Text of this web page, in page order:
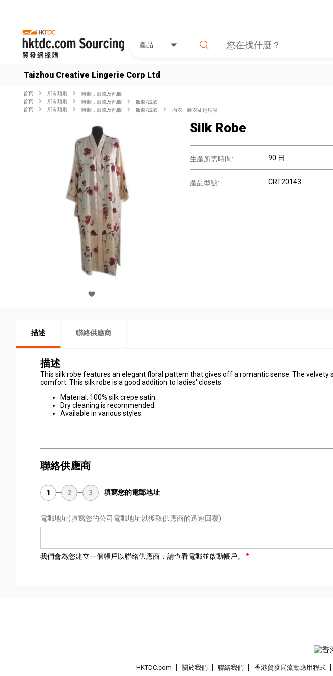
產品
Taizhou Creative Lingerie Corp Ltd
首頁 所有類別
時裝，眼鏡及配飾
首頁
所有類別 時裝，眼鏡及配飾
服裝/成衣
首頁
所有類別 時裝，眼鏡及配飾 服裝/成衣 內衣、睡衣及起居服
Silk Robe
生產所需時間: 90 日
產品型號: CRT20143
描述 聯絡供應商
描述
This silk robe features an elegant floral pattern that gives off a romantic sense. The
comfort. This silk robe is a good addition to ladies' closets.
Material: 100% silk crepe satin.
Dry cleaning is recommended.
Available in various styles.
聯絡供應商
1 2 3 填寫您的電郵地址
電郵地址(填寫您的公司電郵地址以獲取供應商的迅速回覆)
我們會為您建立一個帳戶以聯絡供應商，請查看電郵並啟動帳戶。
HKTDC.com 關於我們 聯絡我們 香港貿發局流動應用程式